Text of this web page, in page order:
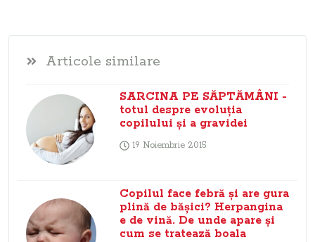
Articole similare
SARCINA PE SĂPTĂMÂNI -
totul despre evoluţia
copilului şi a gravidei
19 Noiembrie 2015
Copilul face febră şi are gura
plină de băşici? Herpangina
e de vină. De unde apare şi
cum se tratează boala